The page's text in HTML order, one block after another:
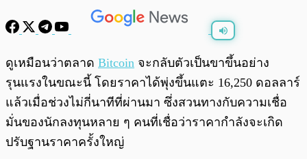
พร้อมเล่น 0:00 /
ดูเหมือนว่าตลาด Bitcoin จะกลับตัวเป็นขาขึ้นอย่าง
รุนแรงในขณะนี้ โดยราคาได้พุ่งขึ้นแตะ 16,250 ดอลลาร์
แล้วเมื่อช่วงไม่กี่นาทีที่ผ่านมา ซึ่งสวนทางกับความเชื่อ
มั่นของนักลงทุนหลาย ๆ คนที่เชื่อว่าราคากำลังจะเกิด
ปรับฐานราคาครั้งใหญ่